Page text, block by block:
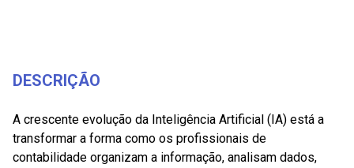
DESCRIÇÃO
A crescente evolução da Inteligência Artificial (IA) está a
transformar a forma como os profissionais de
contabilidade organizam a informação, analisam dados,